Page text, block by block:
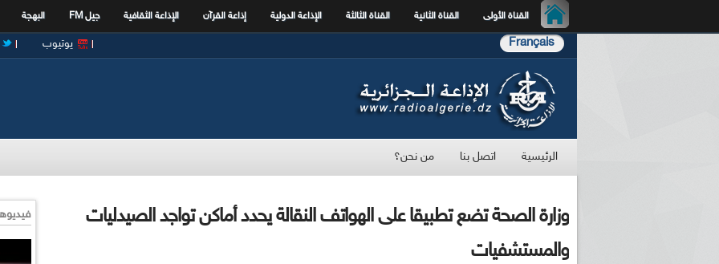
القناة الأولى القناة الثانية القناة الثالثة الإذاعة الدولية إذاعة القرآن الإذاعة الثقافية جيل FM البهجة
Français يوتيوب
الرئيسية اتصل بنا من نحن؟
وزارة الصحة تضع تطبيقا على الهواتف النقالة يحدد أماكن تواجد الصيدليات
والمستشفيات